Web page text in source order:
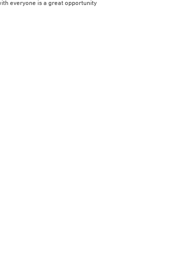
everyone is a great opportunity